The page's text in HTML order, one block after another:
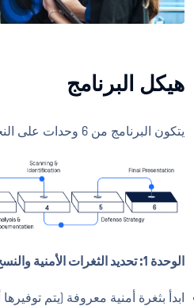
هيكل البرنامج
يتكون البرنامج من 6 وحدات على النحو التالي:
الوحدة 1: تحديد الثغرات الأمنية والنسخ المتماثل
ابدأ بثغرة أمنية معروفة (يتم توفيرها